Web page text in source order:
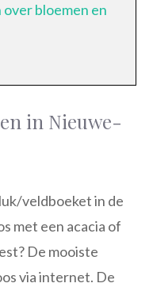
bloemen en
in Nieuwe-
veldboeket in de
met een acacia of
De mooiste
via internet. De